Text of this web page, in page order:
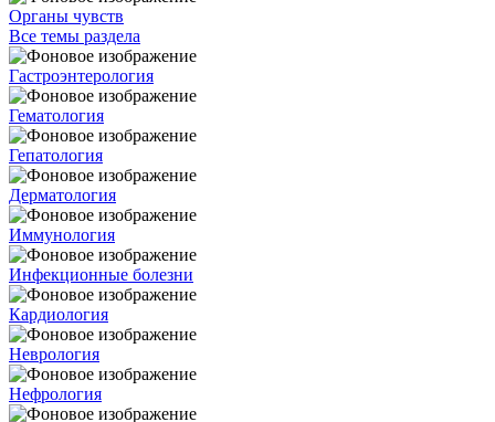
Органы чувств
Все темы раздела
Гастроэнтерология
Гематология
Гепатология
Дерматология
Иммунология
Инфекционные болезни
Кардиология
Неврология
Нефрология